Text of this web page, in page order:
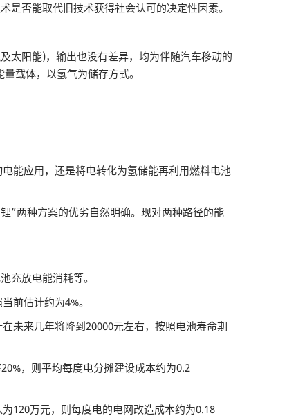
否能取代旧技术获得社会认可的决定性因素。
阳能)，输出也没有差异，均为伴随汽车移动的
载体，以氢气为储存方式。
能应用，还是将电转化为氢储能再利用燃料电池
两种方案的优劣自然明确。现对两种路径的能
放电能消耗等。
前估计约为4%。
未来几年将降到20000元左右，按照电池寿命期
，则平均每度电分摊建设成本约为0.2
120万元，则每度电的电网改造成本约为0.18